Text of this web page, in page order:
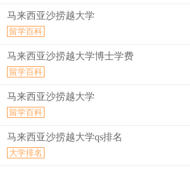
马来西亚沙捞越大学
留学百科
马来西亚沙捞越大学博士学费
留学百科
马来西亚沙捞越大学
留学百科
马来西亚沙捞越大学qs排名
大学排名